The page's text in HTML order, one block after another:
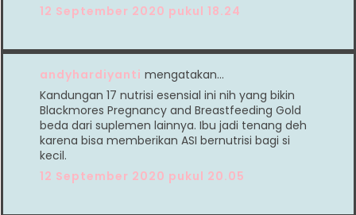
12 September 2020 pukul 18.24
andyhardiyanti mengatakan…
Kandungan 17 nutrisi esensial ini nih yang bikin
Blackmores Pregnancy and Breastfeeding Gold
beda dari suplemen lainnya. Ibu jadi tenang deh
karena bisa memberikan ASI bernutrisi bagi si
kecil.
12 September 2020 pukul 20.05